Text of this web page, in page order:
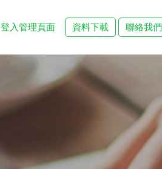
登入管理頁面 資料下載 聯絡我們